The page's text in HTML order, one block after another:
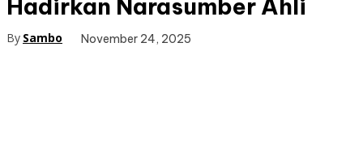
Hadirkan Narasumber Ahli
By Sambo November 24, 2025